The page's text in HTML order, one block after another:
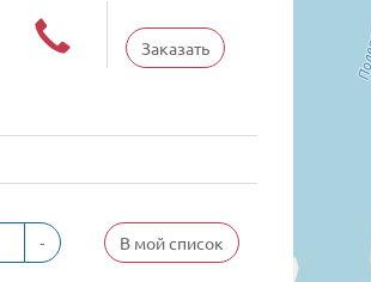
Заказать
- В мой список